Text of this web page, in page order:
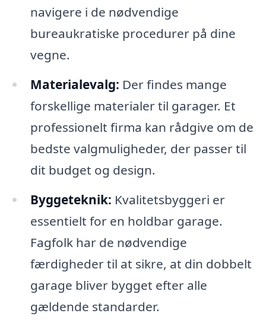
navigere i de nødvendige
bureaukratiske procedurer på dine
vegne.
Materialevalg: Der findes mange
forskellige materialer til garager. Et
professionelt firma kan rådgive om de
bedste valgmuligheder, der passer til
dit budget og design.
Byggeteknik: Kvalitetsbyggeri er
essentielt for en holdbar garage.
Fagfolk har de nødvendige
færdigheder til at sikre, at din dobbelt
garage bliver bygget efter alle
gældende standarder.